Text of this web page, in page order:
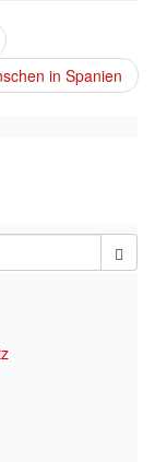
in Spanien